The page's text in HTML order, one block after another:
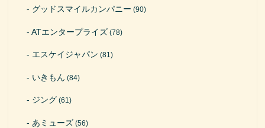
グッドスマイルカンパニー (90)
ATエンタープライズ (78)
エスケイジャパン (81)
いきもん (84)
ジング (61)
あミューズ (56)